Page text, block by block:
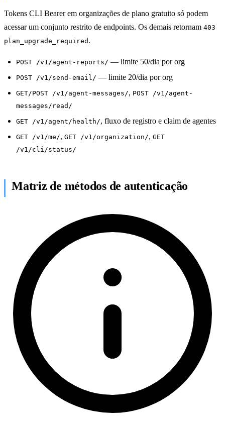
Tokens CLI Bearer em organizações de plano gratuito só podem
acessar um conjunto restrito de endpoints. Os demais retornam 403
plan_upgrade_required .
POST /v1/agent-reports/ — limite 50/dia por org
POST /v1/send-email/ — limite 20/dia por org
GET/POST /v1/agent-messages/, POST /v1/agent-
messages/read/
GET /v1/agent/health/, fluxo de registro e claim de agentes
GET /v1/me/, GET /v1/organization/, GET
/v1/cli/status/
Matriz de métodos de autenticação